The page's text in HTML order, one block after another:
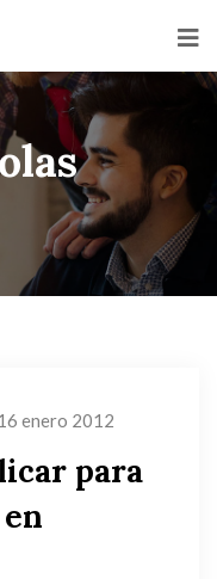
enero 2012
para